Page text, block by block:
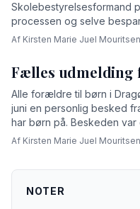
Skolebestyrelsesformand
processen og selve
især, at det får dygtige
Af Kirsten Marie Juel
Fælles udmelding
Alle forældre til børn i
juni en personlig besked
har børn på. Beskeden
Af Kirsten Marie Juel Mouritsen
NOTER